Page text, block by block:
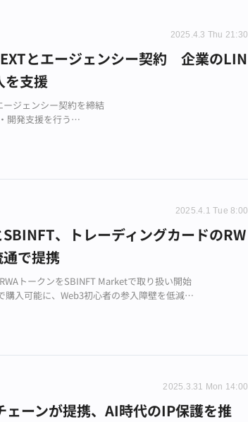
2025.4.3 Thu 21:30
とエージェンシー契約 企業のLIN
支援
ージェンシー契約を締結
開発支援を行う
目指す
2025.4.1 Tue 8:00
、トレーディングカードのRW
で提携
トークンをSBINFT Marketで取り扱い開始
購入可能に、Web3初心者の参入障壁を低減
い開始、トレカNFT市場の活性化を目指す
2025.3.31 Mon 14:00
ェーンが提携、AI時代のIP保護を推